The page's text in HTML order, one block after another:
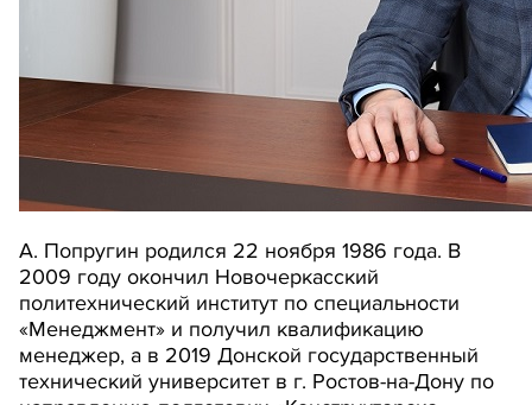
А. Попругин родился 22 ноября 1986 года. В
2009 году окончил Новочеркасский
политехнический институт по специальности
«Менеджмент» и получил квалификацию
менеджер, а в 2019 Донской государственный
технический университет в г. Ростов-на-Дону по